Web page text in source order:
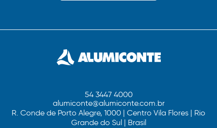
54 3447 4000
alumiconte@alumiconte.com.br
R. Conde de Porto Alegre, 1000 | Centro Vila Flores | Rio
Grande do Sul | Brasil